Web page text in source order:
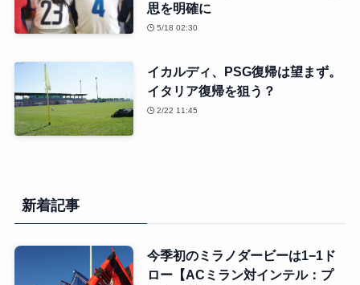
思を明確に
5/18 02:30
イカルディ、PSG復帰は望まず。
イタリア復帰を狙う？
2/22 11:45
新着記事
今季初のミラノダービーは1−1ド
ロー【ACミラン対インテル：プ